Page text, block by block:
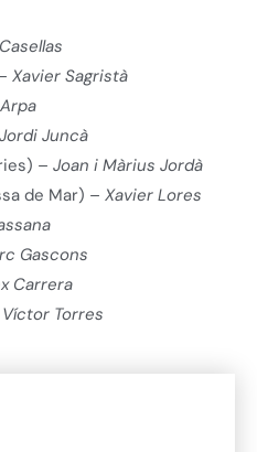
Xavier Sagristà
Jordi Juncà
– Joan i Màrius Jordà
de Mar) – Xavier Lores
Gascons
Carrera
Víctor Torres